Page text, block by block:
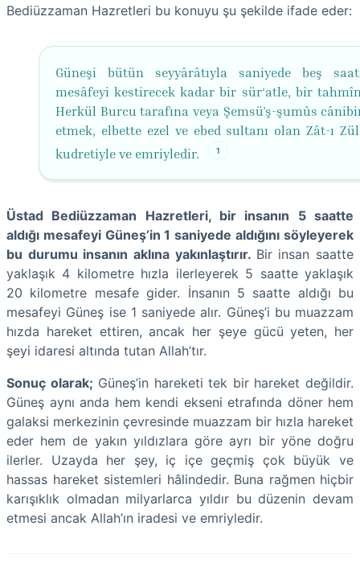
Bediüzzaman Hazretleri bu konuyu şu şekilde ifade eder:
Güneşi bütün seyyârâtıyla saniyede beş
mesâfeyi kestirecek kadar bir sür‘atle, bir
Herkül Burcu tarafına veya Şemsü’ş-şumûs
etmek, elbette ezel ve ebed sultanı olan Zât-ı
kudretiyle ve emriyledir.
1
Üstad Bediüzzaman Hazretleri, bir insanın 5 saatte
aldığı mesafeyi Güneş’in 1 saniyede aldığını söyleyerek
bu durumu insanın aklına yakınlaştırır. Bir insan saatte
yaklaşık 4 kilometre hızla ilerleyerek 5 saatte yaklaşık
20 kilometre mesafe gider. İnsanın 5 saatte aldığı bu
mesafeyi Güneş ise 1 saniyede alır. Güneş’i bu muazzam
hızda hareket ettiren, ancak her şeye gücü yeten, her
şeyi idaresi altında tutan Allah’tır.
Sonuç olarak; Güneş’in hareketi tek bir hareket değildir.
Güneş aynı anda hem kendi ekseni etrafında döner hem
galaksi merkezinin çevresinde muazzam bir hızla hareket
eder hem de yakın yıldızlara göre ayrı bir yöne doğru
ilerler. Uzayda her şey, iç içe geçmiş çok büyük ve
hassas hareket sistemleri hâlindedir. Buna rağmen hiçbir
karışıklık olmadan milyarlarca yıldır bu düzenin devam
etmesi ancak Allah’ın iradesi ve emriyledir.